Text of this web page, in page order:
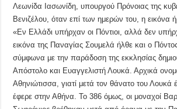
Λεωνίδα Ιασωνίδη, υπουργού Πρόνοιας της
Βενιζέλου, όταν επί των ημερών του, η εικόνα
«Eν Eλλάδι υπήρχαν οι Πόντιοι, αλλά δεν
εικόνα της Παναγίας Σουμελά ήλθε και ο
σύμφωνα με την παράδοση της εκκλησίας
Απόστολο και Ευαγγελιστή Λουκά. Αρχικά
Αθηνιώτισσα, γιατί μετά τον θάνατο του Λουκά
έφερε στην Αθήνα. Το 386 όμως, οι μοναχοί